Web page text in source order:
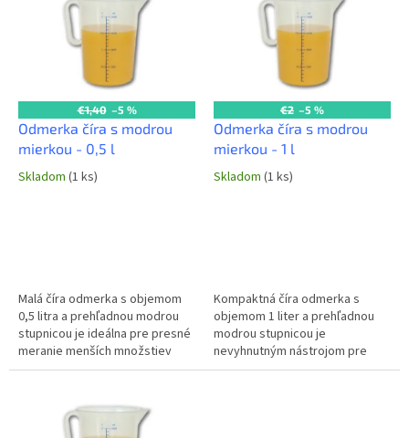
€1,40 –5 %
Odmerka číra s modrou
mierkou - 0,5 l
Skladom (1 ks)
Malá číra odmerka s objemom
0,5 litra a prehľadnou modrou
stupnicou je ideálna pre presné
meranie menších množstiev
tekutín a sypkých surovín v
€2 –5 %
Odmerka číra s modrou
mierkou - 1 l
Skladom (1 ks)
Kompaktná číra odmerka s
objemom 1 liter a prehľadnou
modrou stupnicou je
nevyhnutným nástrojom pre
presné meranie v každej